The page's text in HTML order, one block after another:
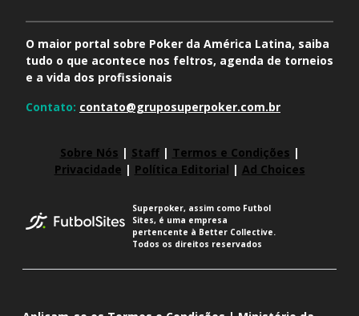
O maior portal sobre Poker da América Latina, saiba
tudo o que acontece nos feltros, agenda de torneios
e a vida dos profissionais
Contato: contato@gruposuperpoker.com.br
Sobre Nós | Staff| Termos e Condições |
Privacidade | Política Editorial | Ad Choices
Superpoker, assim como Futbol
Sites, é uma empresa
pertencente à Better Collective.
Todos os direitos reservados